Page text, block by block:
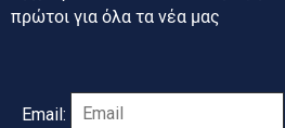
πρώτοι για όλα τα νέα μας
Email: